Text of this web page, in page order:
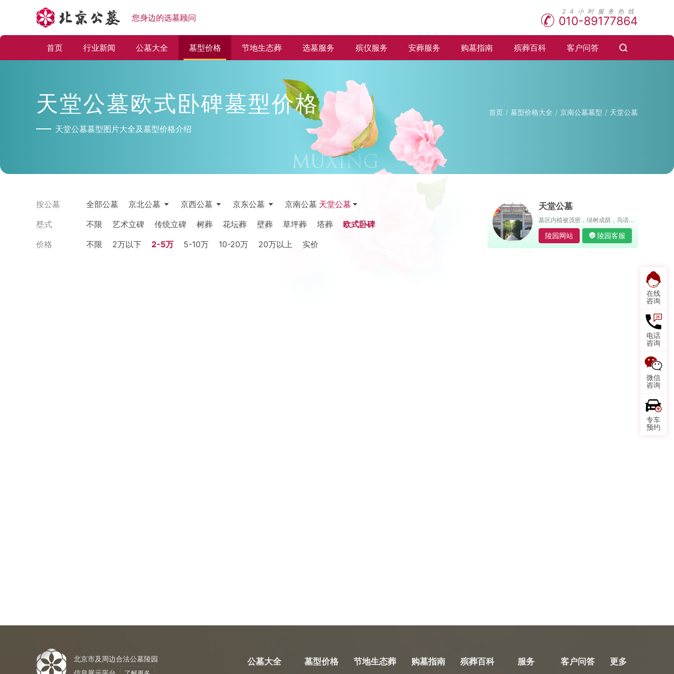
您身边的选墓顾问 010-89177864
首页 行业新闻 公墓大全 墓型价格 节地生态葬 选墓服务 殡仪服务 安葬服务 购墓指南 殡葬百科 客户问答
在线
咨询
电话
咨询
微信
咨询
专车
预约
天堂公墓欧式卧碑墓型价格
天堂公墓墓型图片大全及墓型价格介绍
首页 墓型价格大全 京南公墓墓型 天堂公墓
按公墓 全部公墓 京北公墓 京西公墓 京东公墓 京南公墓 天堂公墓
塟式
不限 艺术立碑 传统立碑 树葬 花坛葬 壁葬 草坪葬 塔葬
欧式卧碑
价格
不限 2万以下 2-5万 5-10万 10-20万 20万以上 实价
天堂公墓
墓区内植被茂密，绿树成荫，鸟语花香，墓型传统古朴，整体树立有古典园林的之作风
陵园网站 陵园客服
北京市及周边合法公墓陵园
公墓大全 墓型价格 节地生态葬 购墓指南 殡葬百科 服务 客户问答 更多